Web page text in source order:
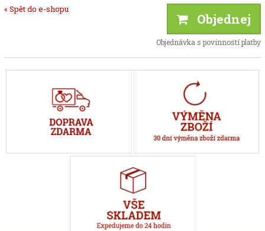
« Spět do e-shopu
Objednej
Objednávka s povinností platby